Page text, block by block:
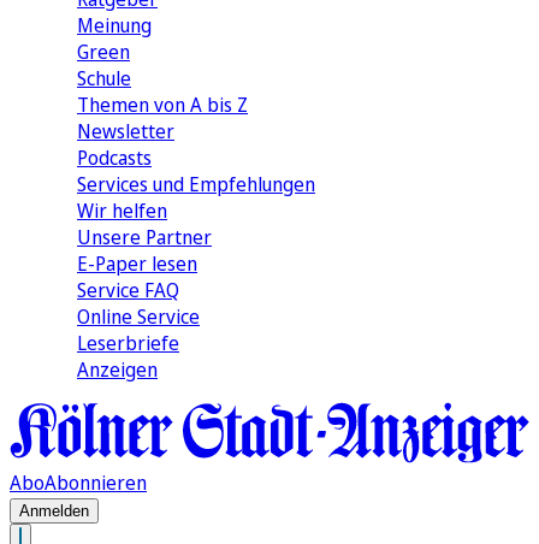
Meinung
Green
Schule
Themen von A bis Z
Newsletter
Podcasts
Services und Empfehlungen
Wir helfen
Unsere Partner
E-Paper lesen
Service FAQ
Online Service
Leserbriefe
Anzeigen
AboAbonnieren
Anmelden